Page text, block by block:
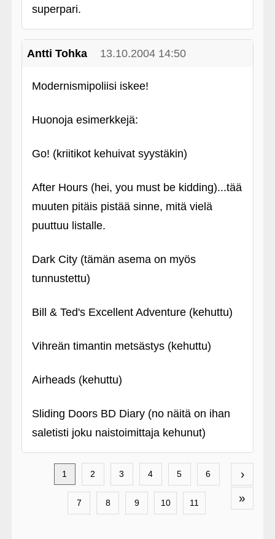
superpari.
Antti Tohka 13.10.2004 14:50
Modernismipoliisi iskee!
Huonoja esimerkkejä:
Go! (kriitikot kehuivat syystäkin)
After Hours (hei, you must be kidding)...tää
muuten pitäis pistää sinne, mitä vielä
puuttuu listalle.
Dark City (tämän asema on myös
tunnustettu)
Bill & Ted's Excellent Adventure (kehuttu)
Vihreän timantin metsästys (kehuttu)
Airheads (kehuttu)
Sliding Doors BD Diary (no näitä on ihan
saletisti joku naistoimittaja kehunut)
›
»
1 2 3 4 5 6
7 8 9 10 11